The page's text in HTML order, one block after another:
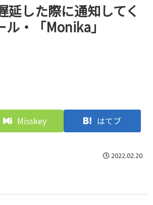
した際に通知してく
・「Monika」
Misskey はてブ
2022.02.20